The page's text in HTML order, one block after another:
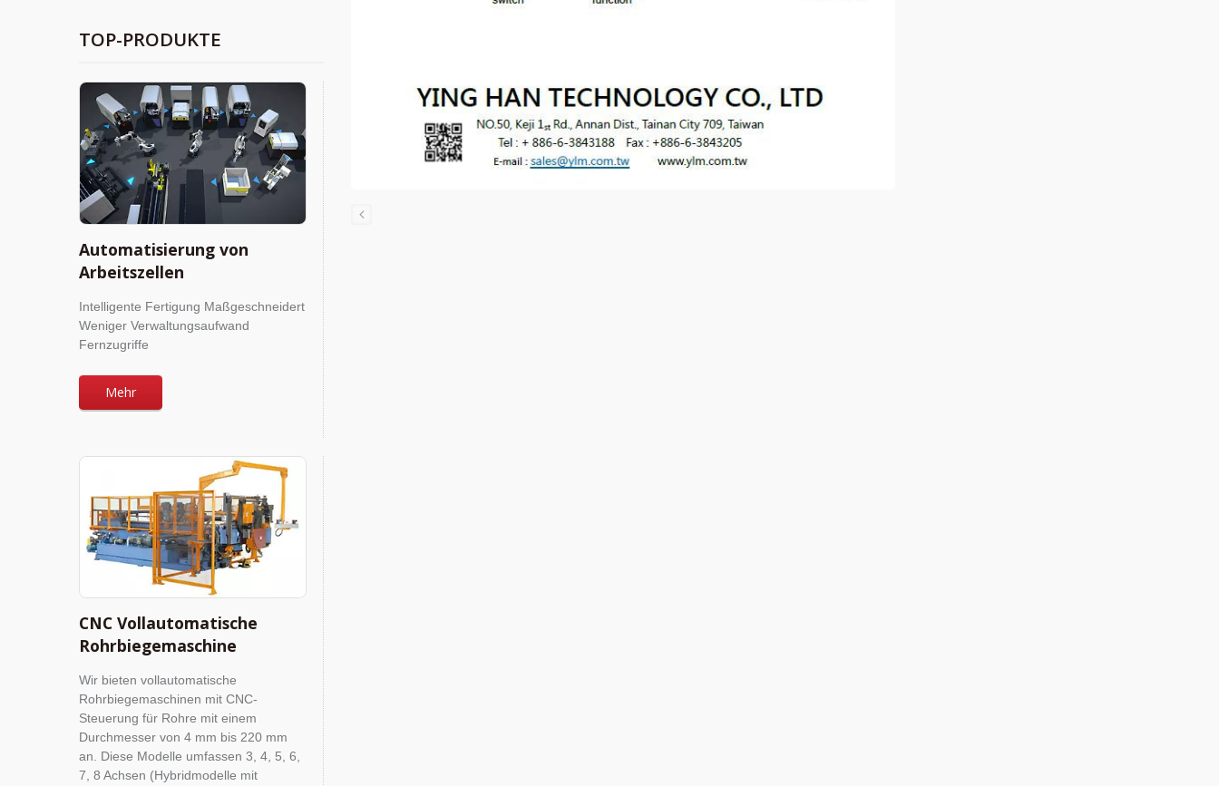
TOP-PRODUKTE
Automatisierung von
Arbeitszellen
Intelligente Fertigung Maßgeschneidert
Weniger Verwaltungsaufwand
Fernzugriffe
Mehr
CNC Vollautomatische
Rohrbiegemaschine
Wir bieten vollautomatische
Rohrbiegemaschinen mit CNC-
Steuerung für Rohre mit einem
Durchmesser von 4 mm bis 220 mm
an. Diese Modelle umfassen 3, 4, 5, 6,
7, 8 Achsen (Hybridmodelle mit